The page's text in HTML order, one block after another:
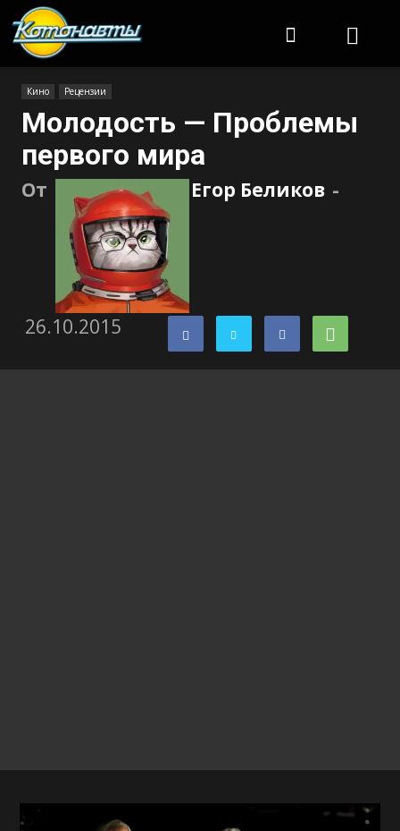
Кино Рецензии
Молодость — Проблемы
первого мира
От Егор Беликов -
26.10.2015